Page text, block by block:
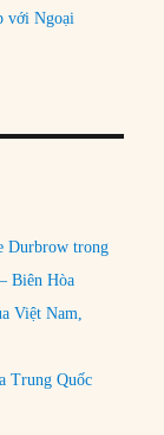
với Ngoại
Durbrow trong
Biên Hòa
Việt Nam,
Trung Quốc